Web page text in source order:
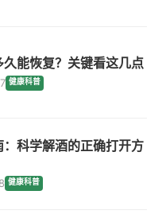
能恢复？关键看这几点
健康科普
科学解酒的正确打开方
健康科普